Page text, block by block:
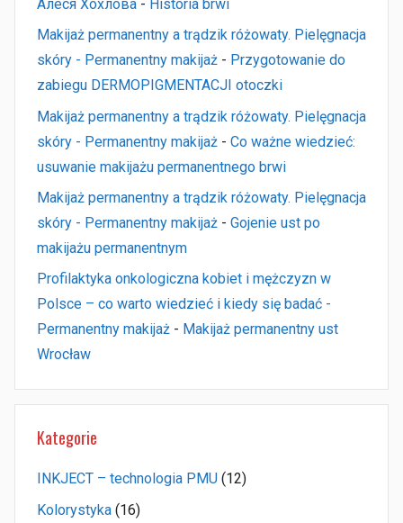
Алеся Хохлова - Historia brwi
Makijaż permanentny a trądzik różowaty. Pielęgnacja
skóry - Permanentny makijaż - Przygotowanie do
zabiegu DERMOPIGMENTACJI otoczki
Makijaż permanentny a trądzik różowaty. Pielęgnacja
skóry - Permanentny makijaż - Co ważne wiedzieć:
usuwanie makijażu permanentnego brwi
Makijaż permanentny a trądzik różowaty. Pielęgnacja
skóry - Permanentny makijaż - Gojenie ust po
makijażu permanentnym
Profilaktyka onkologiczna kobiet i mężczyzn w
Polsce – co warto wiedzieć i kiedy się badać -
Permanentny makijaż - Makijaż permanentny ust
Wrocław
Kategorie
INKJECT – technologia PMU (12)
Kolorystyka (16)